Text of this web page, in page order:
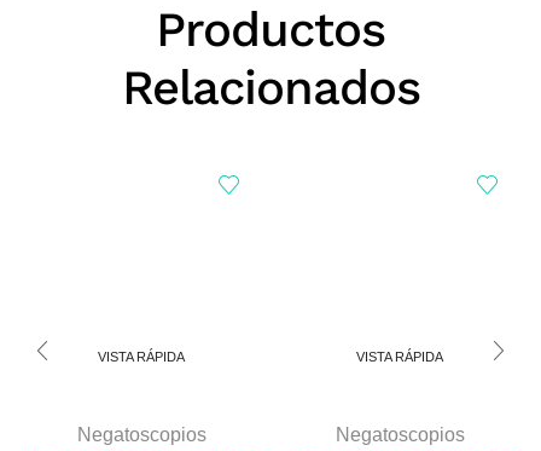
Productos
Relacionados
VISTA RÁPIDA
Negatoscopios
VISTA RÁPIDA
Negatoscopios